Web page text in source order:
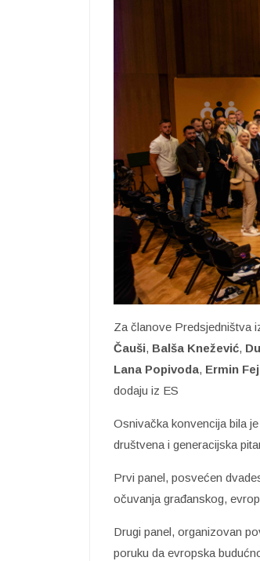
Za članove Predsjedništva
Čauši, Balša Knežević,
Lana Popivoda, Ermin
dodaju iz ES
Osnivačka konvencija bila
društvena i generacijska
Prvi panel, posvećen
očuvanja građanskog,
Drugi panel, organizovan
poruku da evropska